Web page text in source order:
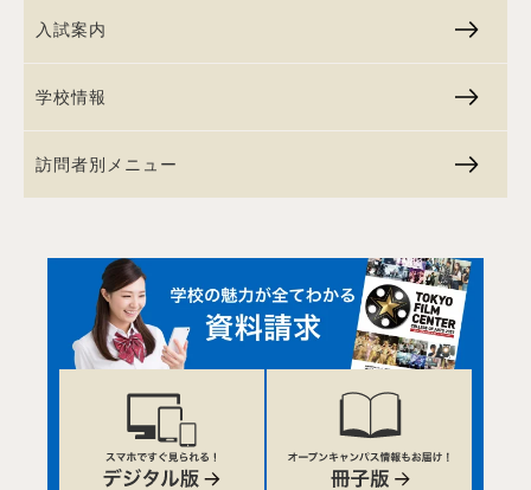
入試案内
学校情報
訪問者別メニュー